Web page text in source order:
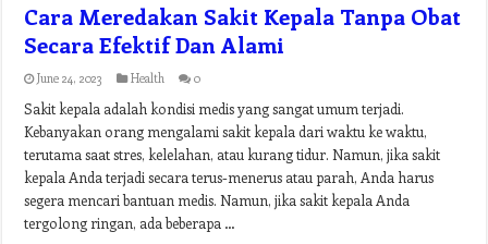
Cara Meredakan Sakit Kepala Tanpa Obat
Secara Efektif Dan Alami
June 24, 2023 Health 0
Sakit kepala adalah kondisi medis yang sangat umum terjadi.
Kebanyakan orang mengalami sakit kepala dari waktu ke waktu,
terutama saat stres, kelelahan, atau kurang tidur. Namun, jika sakit
kepala Anda terjadi secara terus-menerus atau parah, Anda harus
segera mencari bantuan medis. Namun, jika sakit kepala Anda
tergolong ringan, ada beberapa …